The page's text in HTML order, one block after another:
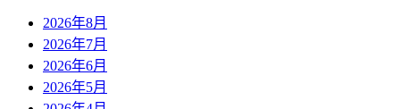
2026年8月
2026年7月
2026年6月
2026年5月